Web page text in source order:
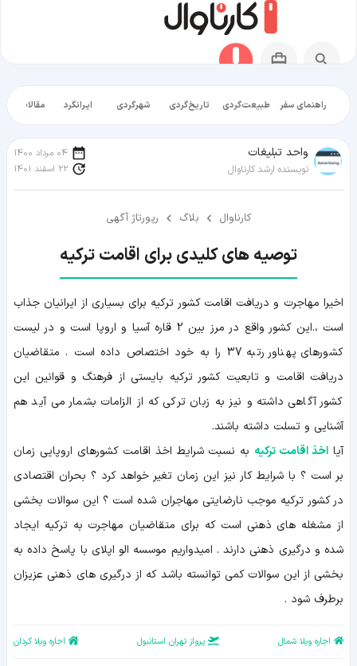
راهنمای سفر طبیعت‌گردی تاریخ‌گردی شهرگردی ایرانگرد مقالات
واحد تبلیغات
نویسنده ارشد کارناوال
04 مرداد 1400
22 اسفند 1401
کارناوال بلاگ رپورتاژ آگهی
توصیه های کلیدی برای اقامت ترکیه
اخیرا مهاجرت و دریافت اقامت کشور ترکیه برای بسیاری از ایرانیان جذاب
است ،.این کشور واقع در مرز بین 2 قاره آسیا و اروپا است و در لیست
کشورهای پهناور رتبه 37 را به خود اختصاص داده است . متقاضیان
دریافت اقامت و تابعیت کشور ترکیه بایستی از فرهنگ و قوانین این
کشور آگاهی داشته و نیز به زبان ترکی که از الزامات بشمار می آید هم
آشنایی و تسلت داشته باشند.
آیا اخذ اقامت ترکیه به نسبت شرایط اخذ اقامت کشورهای اروپایی زمان
بر است ؟ با شرایط کار نیز این زمان تغیر خواهد کرد ؟ بحران اقتصادی
در کشور ترکیه موجب نارضایتی مهاجران شده است ؟ این سوالات بخشی
از مشغله های ذهنی است که برای متقاضیان مهاجرت به ترکیه ایجاد
شده و درگیری ذهنی دارند . امیدواریم موسسه الو اپلای با پاسخ داده به
بخشی از این سوالات کمی توانسته باشد که از درگیری های ذهنی عزیزان
برطرف شود .
اجاره ویلا شمال پرواز تهران استانبول اجاره ویلا کردان